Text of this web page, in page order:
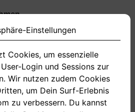
noch keine Antworten
Einstellungen
Cookies, um essenzielle
Login und Sessions zur
Wir nutzen zudem Cookies
um Dein Surf-Erlebnis
zu verbessern. Du kannst